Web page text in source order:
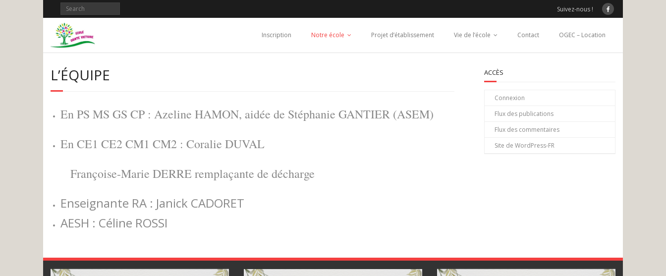
content
Suivez-nous !
Inscription Notre école Projet d’établissement Vie de l’école Contact OGEC – Location
L’ÉQUIPE
En PS MS GS CP : Azeline HAMON, aidée de Stéphanie GANTIER (ASEM)
En CE1 CE2 CM1 CM2 : Coralie DUVAL
Françoise-Marie DERRE remplaçante de décharge
Enseignante RA : Janick CADORET
AESH : Céline ROSSI
ACCÈS
Connexion
Flux des publications
Flux des commentaires
Site de WordPress-FR